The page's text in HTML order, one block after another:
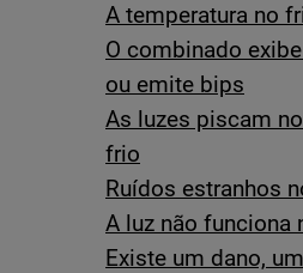
A temperatura no
O combinado
ou emite bips
As luzes piscam
frio
Ruídos estranhos
A luz não
Existe um dano,